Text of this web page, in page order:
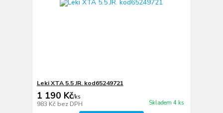
Leki XTA 5.5 JR. kod65249721
1 190 Kč/ks
983 Kč bez DPH Skladem 4 ks